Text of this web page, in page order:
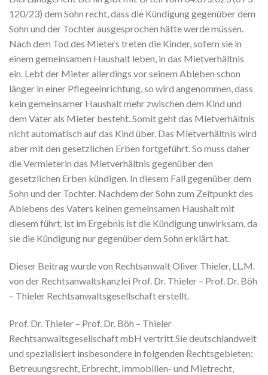
120/23) dem Sohn recht, dass die Kündigung gegenüber dem
Sohn und der Tochter ausgesprochen hätte werde müssen.
Nach dem Tod des Mieters treten die Kinder, sofern sie in
einem gemeinsamen Haushalt leben, in das Mietverhältnis
ein. Lebt der Mieter allerdings vor seinem Ableben schon
länger in einer Pflegeeinrichtung, so wird angenommen, dass
kein gemeinsamer Haushalt mehr zwischen dem Kind und
dem Vater als Mieter besteht. Somit geht das Mietverhältnis
nicht automatisch auf das Kind über. Das Mietverhältnis wird
aber mit den gesetzlichen Erben fortgeführt. So muss daher
die Vermieterin das Mietverhältnis gegenüber den
gesetzlichen Erben kündigen. In diesem Fall gegenüber dem
Sohn und der Tochter. Nachdem der Sohn zum Zeitpunkt des
Ablebens des Vaters keinen gemeinsamen Haushalt mit
diesem führt, ist im Ergebnis ist die Kündigung unwirksam, da
sie die Kündigung nur gegenüber dem Sohn erklärt hat.
Dieser Beitrag wurde von Rechtsanwalt Oliver Thieler, LL.M.
von der Rechtsanwaltskanzlei Prof. Dr. Thieler – Prof. Dr. Böh
– Thieler Rechtsanwaltsgesellschaft erstellt.
Prof. Dr. Thieler – Prof. Dr. Böh – Thieler
Rechtsanwaltsgesellschaft mbH vertritt Sie deutschlandweit
und spezialisiert insbesondere in folgenden Rechtsgebieten:
Betreuungsrecht, Erbrecht, Immobilien- und Mietrecht,